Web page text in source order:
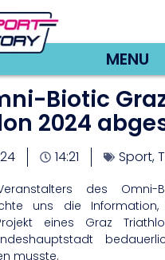
MENU
Biotic
2024
14:21 Sport,
des Omni-
uns die
eines Graz
musste.